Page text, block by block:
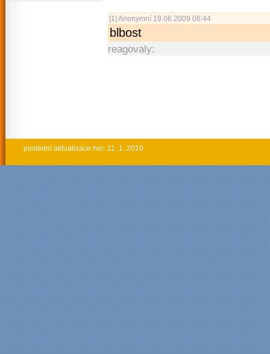
[1]Anonymní 19.06.2009 06:44
blbost
reagovaly:
poslední aktualizace her: 11. 1. 2010